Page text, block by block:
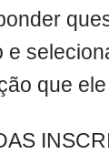
que